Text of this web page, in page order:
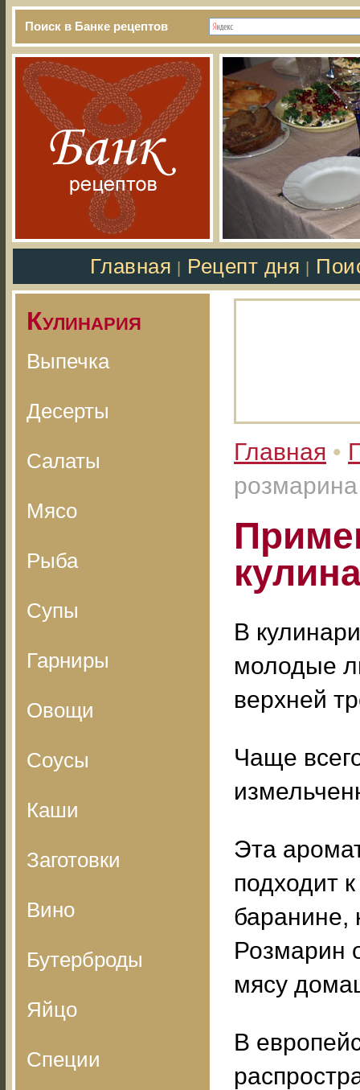
Поиск в Банке рецептов
Главная Рецепт дня
Кулинария
Выпечка
Десерты
Салаты
Мясо
Рыба
Супы
Гарниры
Овощи
Соусы
Каши
Заготовки
Вино
Бутерброды
Яйцо
Специи
Главная •
В
молодые
верхней
Чаще
Эта
подходит
баранине,
Розмарин
мясу
В